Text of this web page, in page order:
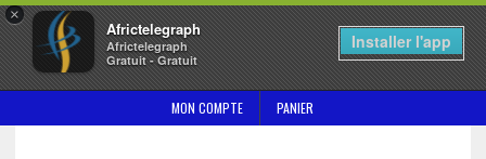
×
Africtelegraph
Africtelegraph
Gratuit - Gratuit
Installer l'app
MON COMPTE PANIER